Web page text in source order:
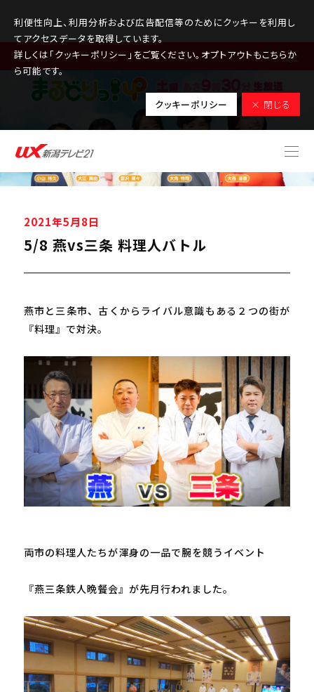
利便性向上、利用分析および広告配信等のためにクッキーを利用し
てアクセスデータを取得しています。
詳しくは「クッキーポリシー」をご覧ください。オプトアウトもこちらか
ら可能です。
クッキーポリシー × 閉じる
MENU
2021年5月8日
5/8 燕vs三条 料理人バトル
燕市と三条市、古くからライバル意識もある２つの街が
『料理』で対決。
両市の料理人たちが渾身の一品で腕を競うイベント
『燕三条鉄人晩餐会』が先月行われました。